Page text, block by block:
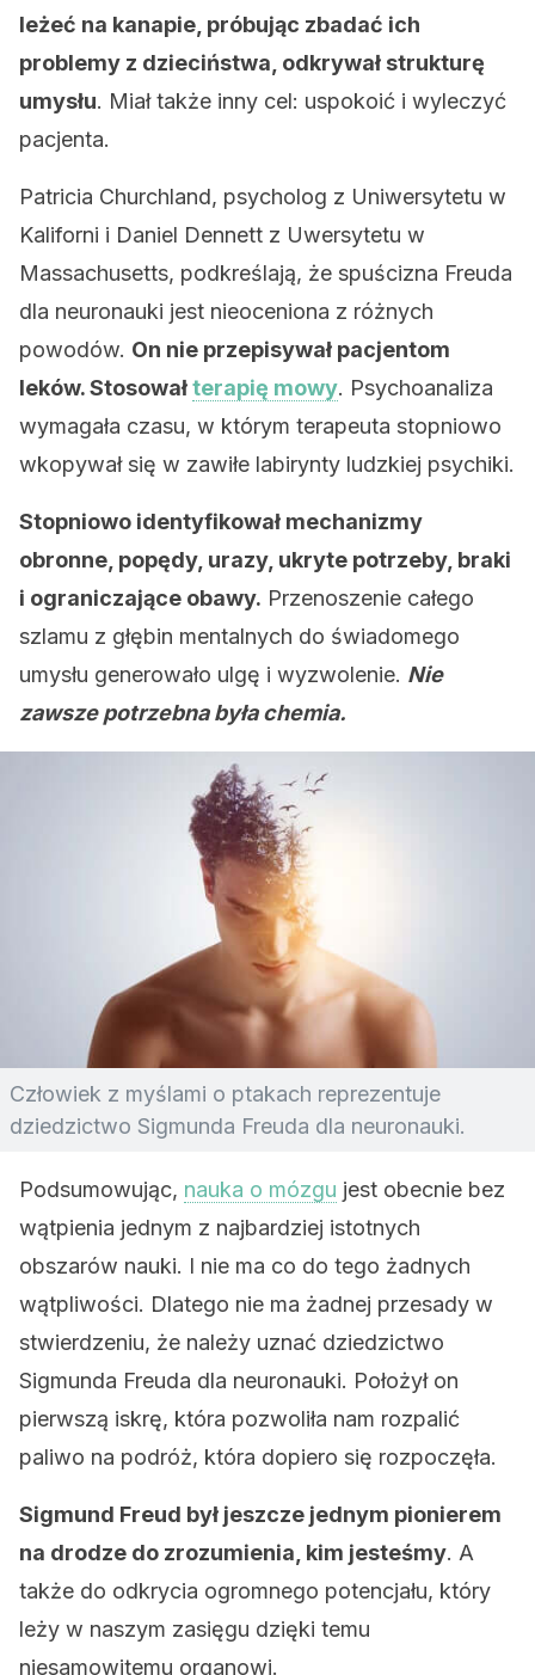
leżeć na kanapie, próbując zbadać ich
problemy z dzieciństwa, odkrywał strukturę
umysłu. Miał także inny cel: uspokoić i wyleczyć
pacjenta.
Patricia Churchland, psycholog z Uniwersytetu w
Kaliforni i Daniel Dennett z Uwersytetu w
Massachusetts, podkreślają, że spuścizna Freuda
dla neuronauki jest nieoceniona z różnych
powodów. On nie przepisywał pacjentom
leków. Stosowałterapię mowy. Psychoanaliza
wymagała czasu, w którym terapeuta stopniowo
wkopywał się w zawiłe labirynty ludzkiej psychiki.
Stopniowo identyfikował mechanizmy
obronne, popędy, urazy, ukryte potrzeby, braki
i ograniczające obawy. Przenoszenie całego
szlamu z głębin mentalnych do świadomego
umysłu generowało ulgę i wyzwolenie. Nie
zawsze potrzebna była chemia.
Człowiek z myślami o ptakach reprezentuje
dziedzictwo Sigmunda Freuda dla neuronauki.
Podsumowując, nauka o mózgu jest obecnie bez
wątpienia jednym z najbardziej istotnych
obszarów nauki. I nie ma co do tego żadnych
wątpliwości. Dlatego nie ma żadnej przesady w
stwierdzeniu, że należy uznać dziedzictwo
Sigmunda Freuda dla neuronauki. Położył on
pierwszą iskrę, która pozwoliła nam rozpalić
paliwo na podróż, która dopiero się rozpoczęła.
Sigmund Freud był jeszcze jednym pionierem
na drodze do zrozumienia, kim jesteśmy. A
także do odkrycia ogromnego potencjału, który
leży w naszym zasięgu dzięki temu
niesamowitemu organowi.